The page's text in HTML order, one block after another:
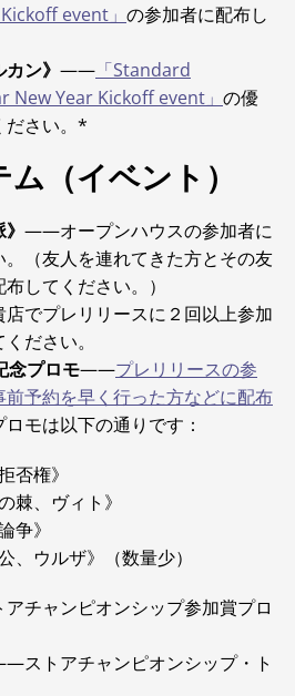
event」 の参加者に配布し
ン》 ―― 「Standard
New Year Kickoff event」 の優
ださい。*
（イベント）
――オープンハウスの参加者に
（友人を連れてきた方とその友
してください。）
でプレリリースに２回以上参加
ださい。
念プロモ――プレリリースの参
前予約を早く行った方などに配布
ロモは以下の通りです：
否権》
棘、ヴィト》
争》
、ウルザ》（数量少）
チャンピオンシップ参加賞プロ
ストアチャンピオンシップ・ト